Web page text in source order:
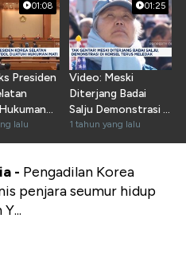
01:08
Presiden
lalu
01:25
Video: Meski
Diterjang Badai
Salju Demonstrasi di
Korsel Terus
Meledak
1 tahun yang lalu
- Pengadilan Korea
penjara seumur hidup